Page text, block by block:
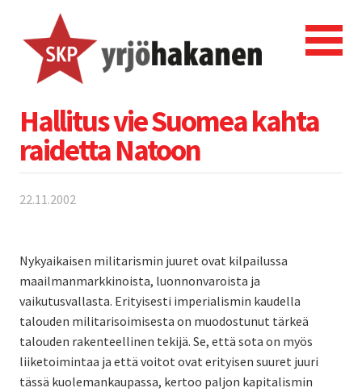
Hallitus vie Suomea kahta
raidetta Natoon
22.11.2002
Nykyaikaisen militarismin juuret ovat kilpailussa
maailmanmarkkinoista, luonnonvaroista ja
vaikutusvallasta. Erityisesti imperialismin kaudella
talouden militarisoimisesta on muodostunut tärkeä
talouden rakenteellinen tekijä. Se, että sota on myös
liiketoimintaa ja että voitot ovat erityisen suuret juuri
tässä kuolemankaupassa, kertoo paljon kapitalismin